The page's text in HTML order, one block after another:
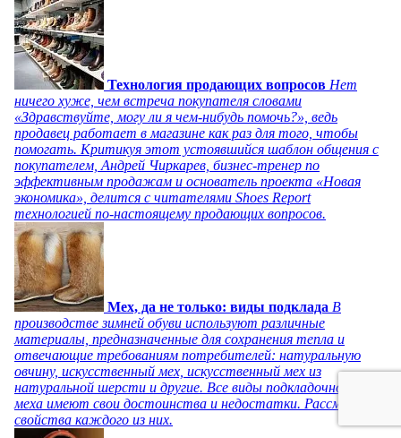
Технология продающих вопросов Нет
ничего хуже, чем встреча покупателя словами
«Здравствуйте, могу ли я чем-нибудь помочь?», ведь
продавец работает в магазине как раз для того, чтобы
помогать. Критикуя этот устоявшийся шаблон общения с
покупателем, Андрей Чиркарев, бизнес-тренер по
эффективным продажам и основатель проекта «Новая
экономика», делится с читателями Shoes Report
технологией по-настоящему продающих вопросов.
Мех, да не только: виды подклада В
производстве зимней обуви используют различные
материалы, предназначенные для сохранения тепла и
отвечающие требованиям потребителей: натуральную
овчину, искусственный мех, искусственный мех из
натуральной шерсти и другие. Все виды подкладочного
меха имеют свои достоинства и недостатки. Рассмотрим
свойства каждого из них.